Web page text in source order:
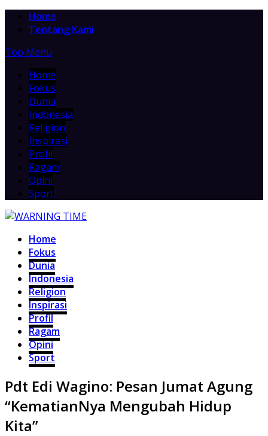
Home
Tentang Kami
Top Menu
Home
Fokus
Dunia
Indonesia
Religion
Inspirasi
Profil
Ragam
Opini
Sport
Home
Fokus
Dunia
Indonesia
Religion
Inspirasi
Profil
Ragam
Opini
Sport
Pdt Edi Wagino: Pesan Jumat Agung
“KematianNya Mengubah Hidup
Kita”